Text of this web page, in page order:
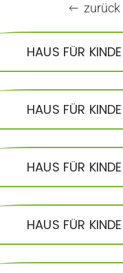
zurück
HAUS FÜR
HAUS FÜR
HAUS FÜR
HAUS FÜR